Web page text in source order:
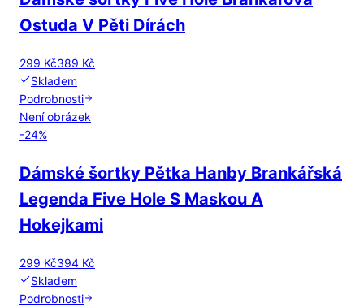
Ostuda V Pěti Dírách
299 Kč389 Kč
Skladem
Podrobnosti
Není obrázek
-24%
Dámské šortky Pětka Hanby Brankářská
Legenda Five Hole S Maskou A
Hokejkami
299 Kč394 Kč
Skladem
Podrobnosti